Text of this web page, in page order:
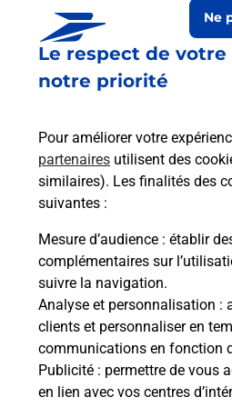
Le respect de votre
notre priorité
Pour améliorer votre
partenaires utilisent des
similaires). Les finalités des
suivantes :
Mesure d’audience : établir
complémentaires sur
suivre la navigation.
Analyse et personnalisation :
clients et personnaliser en
communications en fonction
Publicité : permettre de vous
en lien avec vos centres
Ne
Collecte du courrier
Rue Du Presbytere
12350 Privezac
Itinéraire
Le lien s'ouvre dans un nouvel onglet